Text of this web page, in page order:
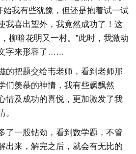
始我有些犹豫，但还是抱着试一试
我喜出望外，我竟然成功了！这
柳暗花明又一村。”此时，我激动
字来形容了……
的把题交给韦老师，看到老师那
们羡慕的神情，我有些飘飘然
情及成功的喜悦，更加激发了我
。
了一股钻劲，看到数学题，不管
出来，解完之后，就会有无比的